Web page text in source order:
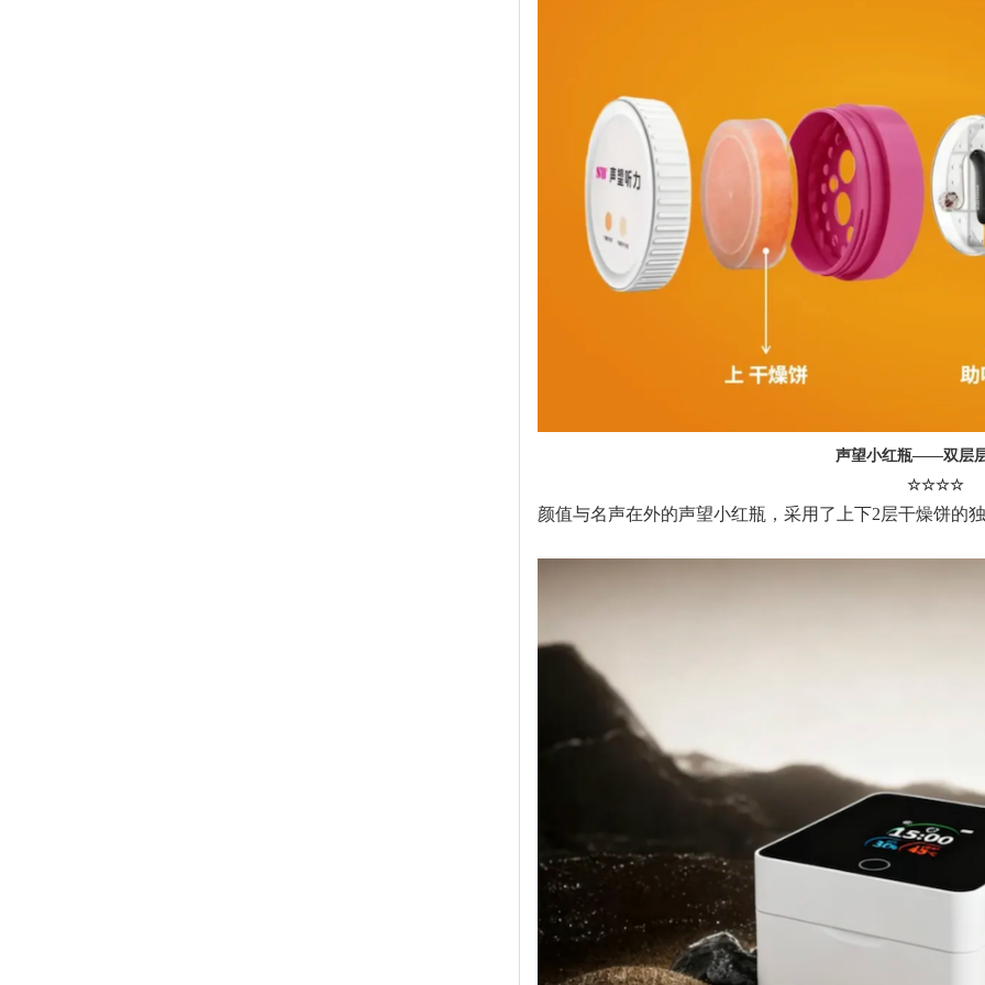
声望小红瓶——双层
☆☆☆☆
颜值与名声在外的声望小红瓶，采用了上下2层干燥饼的